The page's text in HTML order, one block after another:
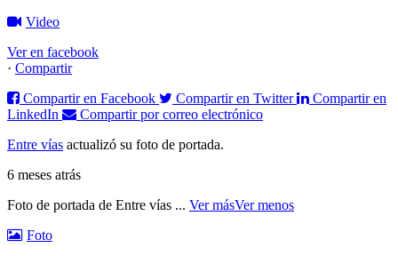
Video
Ver en facebook
· Compartir
Compartir en Facebook
Compartir en Twitter
Compartir en
LinkedIn
Compartir por correo electrónico
Entre vías actualizó su foto de portada.
6 meses atrás
Foto de portada de Entre vías ... Ver másVer menos
Foto